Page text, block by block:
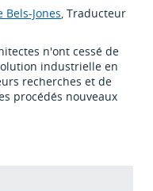
Bels-Jones, Traducteur
n'ont cessé de
industrielle en
recherches et de
procédés nouveaux